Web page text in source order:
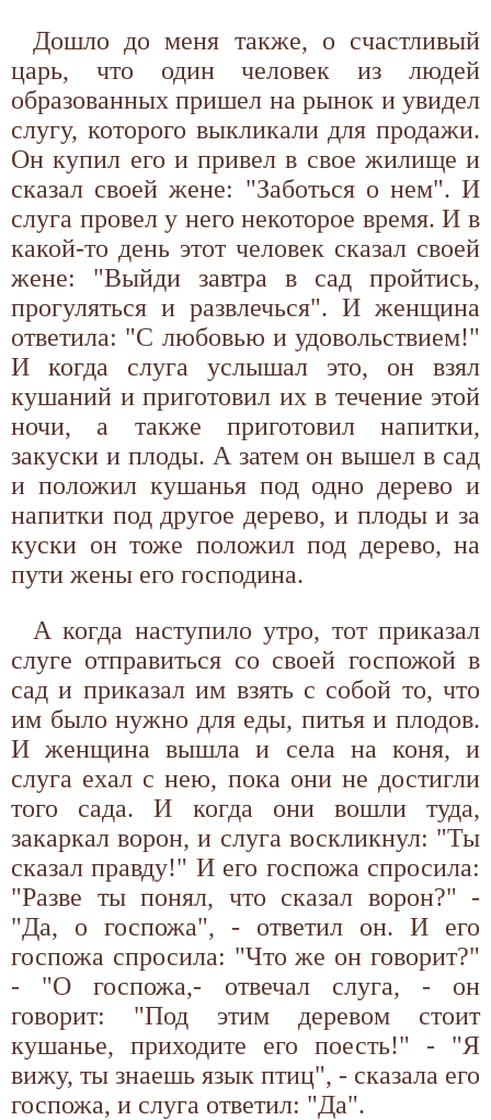
Дошло до меня также, о счастливый
царь, что один человек из людей
образованных пришел на рынок и увидел
слугу, которого выкликали для продажи.
Он купил его и привел в свое жилище и
сказал своей жене: "Заботься о нем". И
слуга провел у него некоторое время. И в
какой-то день этот человек сказал своей
жене: "Выйди завтра в сад пройтись,
прогуляться и развлечься". И женщина
ответила: "С любовью и удовольствием!"
И когда слуга услышал это, он взял
кушаний и приготовил их в течение этой
ночи, а также приготовил напитки,
закуски и плоды. А затем он вышел в сад
и положил кушанья под одно дерево и
напитки под другое дерево, и плоды и за
куски он тоже положил под дерево, на
пути жены его господина.
А когда наступило утро, тот приказал
слуге отправиться со своей госпожой в
сад и приказал им взять с собой то, что
им было нужно для еды, питья и плодов.
И женщина вышла и села на коня, и
слуга ехал с нею, пока они не достигли
того сада. И когда они вошли туда,
закаркал ворон, и слуга воскликнул: "Ты
сказал правду!" И его госпожа спросила:
"Разве ты понял, что сказал ворон?" -
"Да, о госпожа", - ответил он. И его
госпожа спросила: "Что же он говорит?"
- "О госпожа,- отвечал слуга, - он
говорит: "Под этим деревом стоит
кушанье, приходите его поесть!" - "Я
вижу, ты знаешь язык птиц", - сказала его
госпожа, и слуга ответил: "Да".